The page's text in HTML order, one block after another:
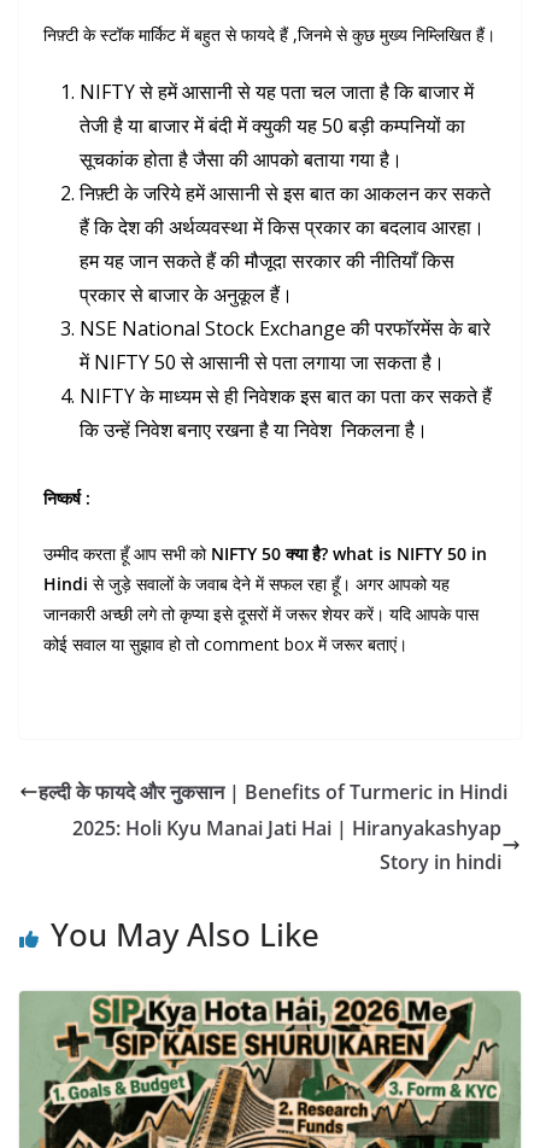
निफ़्टी के स्टॉक मार्किट में बहुत से फायदे हैं ,जिनमे से कुछ मुख्य निम्लिखित हैं।
NIFTY से हमें आसानी से यह पता चल जाता है कि बाजार में
तेजी है या बाजार में बंदी में क्युकी यह 50 बड़ी कम्पनियों का
सूचकांक होता है जैसा की आपको बताया गया है।
निफ़्टी के जरिये हमें आसानी से इस बात का आकलन कर सकते
हैं कि देश की अर्थव्यवस्था में किस प्रकार का बदलाव आरहा।
हम यह जान सकते हैं की मौजूदा सरकार की नीतियाँ किस
प्रकार से बाजार के अनुकूल हैं।
NSE National Stock Exchange की परफॉरमेंस के बारे
में NIFTY 50 से आसानी से पता लगाया जा सकता है।
NIFTY के माध्यम से ही निवेशक इस बात का पता कर सकते हैं
कि उन्हें निवेश बनाए रखना है या निवेश निकलना है।
निष्कर्ष :
उम्मीद करता हूँ आप सभी को NIFTY 50 क्या है? what is NIFTY 50 in
Hindi से जुड़े सवालों के जवाब देने में सफल रहा हूँ। अगर आपको यह
जानकारी अच्छी लगे तो कृप्या इसे दूसरों में जरूर शेयर करें। यदि आपके पास
कोई सवाल या सुझाव हो तो comment box में जरूर बताएं।
हल्दी के फायदे और नुकसान | Benefits of Turmeric in Hindi
2025: Holi Kyu Manai Jati Hai | Hiranyakashyap
Story in hindi
You May Also Like